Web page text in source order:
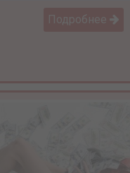
Подробнее